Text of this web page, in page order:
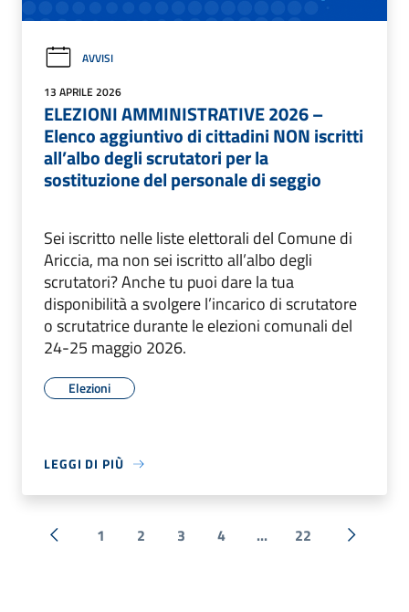
AVVISI
13 APRILE 2026
ELEZIONI AMMINISTRATIVE 2026 –
Elenco aggiuntivo di cittadini NON iscritti
all’albo degli scrutatori per la
sostituzione del personale di seggio
Sei iscritto nelle liste elettorali del Comune di
Ariccia, ma non sei iscritto all’albo degli
scrutatori? Anche tu puoi dare la tua
disponibilità a svolgere l’incarico di scrutatore
o scrutatrice durante le elezioni comunali del
24-25 maggio 2026.
Elezioni
LEGGI DI PIÙ
« Precedente
1 2 3 4 ... 22